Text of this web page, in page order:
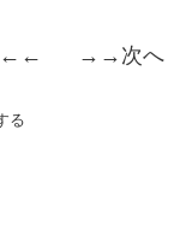
←← →→ 次へ
る